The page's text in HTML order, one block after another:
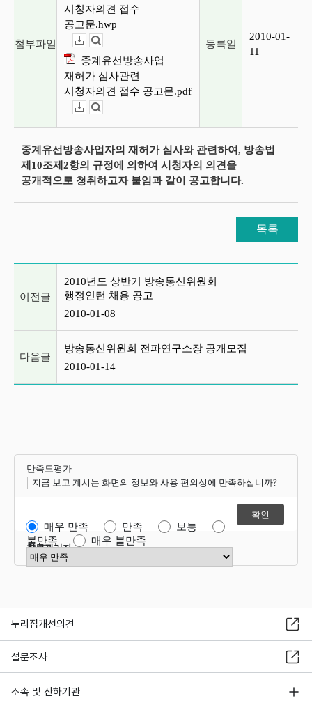
첨부파일
시청자의견 접수
공고문.hwp
중계유선방송사업
재허가 심사관련
시청자의견 접수 공고문.pdf
등록일
2010-01-
11
중계유선방송사업자의 재허가 심사와 관련하여, 방송법
제10조제2항의 규정에 의하여 시청자의 의견을
공개적으로 청취하고자 붙임과 같이 공고합니다.
목록
이전글
2010년도 상반기 방송통신위원회
행정인턴 채용 공고
2010-01-08
다음글
방송통신위원회 전파연구소장 공개모집
2010-01-14
만족도평가
지금 보고 계시는 화면의 정보와 사용 편의성에 만족하십니까?
매우 만족 만족
보통
불만족
매우 불만족
만족도 점수 선택
항목관리자
누리집개선의견
설문조사
소속 및 산하기관